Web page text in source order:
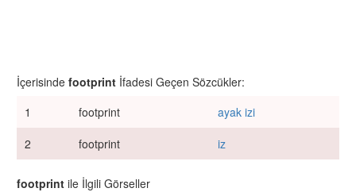
İçerisinde footprint İfadesi Geçen Sözcükler:
1
footprint
ayak izi
2
footprint iz
footprint ile İlgili Görseller